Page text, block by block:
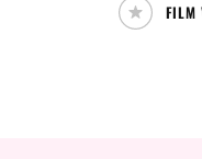
FILM